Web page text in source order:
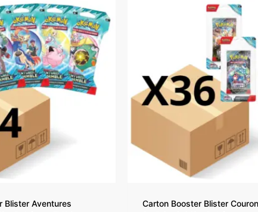
Blister Aventures
Carton Booster Blister